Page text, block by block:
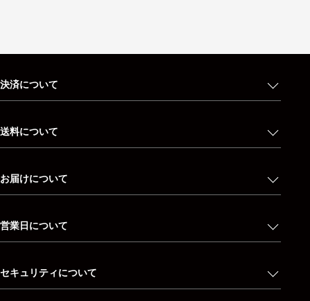
決済について
送料について
お届けについて
営業日について
セキュリティについて